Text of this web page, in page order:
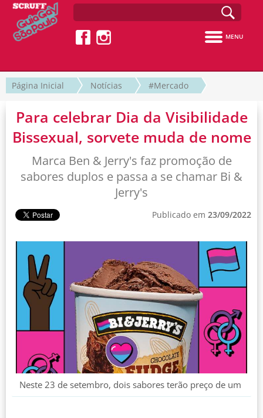
MENU
Página Inicial Notícias #Mercado
Para celebrar Dia da Visibilidade
Bissexual, sorvete muda de nome
Marca Ben & Jerry's faz promoção de
sabores duplos e passa a se chamar Bi &
Jerry's
Publicado em 23/09/2022
Neste 23 de setembro, dois sabores terão preço de um